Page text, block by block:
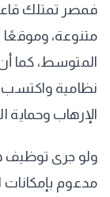
فمصر تمتلك
متنوعة، وموقعًا
المتوسط، كما
نظامية
الإرهاب وحماية
ولو جرى توظيف
مدعوم بإمكانات